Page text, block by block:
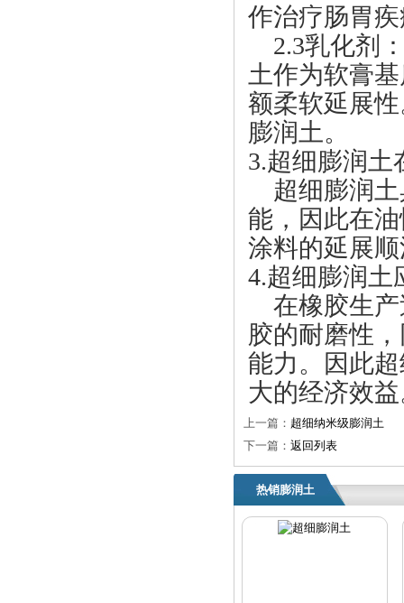
作治疗肠胃
2.3乳化剂
土作为软膏
额柔软延展
膨润土。
3.超细膨润土
超细膨润土
能，因此在
涂料的延展
4.超细膨润土
在橡胶生产
胶的耐磨性
能力。因此
大的经济效
上一篇： 超细纳米级膨润土
下一篇： 返回列表
热销膨润土